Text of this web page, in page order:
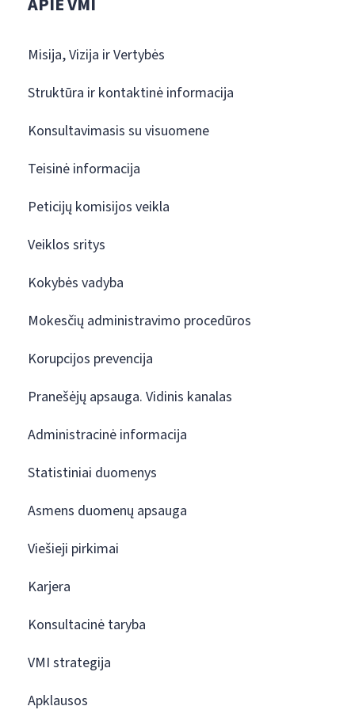
Misija, Vizija ir Vertybės
Struktūra ir kontaktinė informacija
Konsultavimasis su visuomene
Teisinė informacija
Peticijų komisijos veikla
Veiklos sritys
Kokybės vadyba
Mokesčių administravimo procedūros
Korupcijos prevencija
Pranešėjų apsauga. Vidinis kanalas
Administracinė informacija
Statistiniai duomenys
Asmens duomenų apsauga
Viešieji pirkimai
Karjera
Konsultacinė taryba
VMI strategija
Apklausos